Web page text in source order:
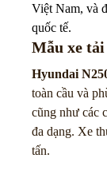
Việt Nam, và
quốc tế.
Mẫu xe
Hyundai
toàn cầu và
cũng như các
đa dạng. Xe
tấn.